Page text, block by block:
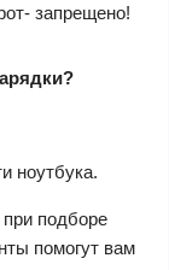
запрещено!
ноутбука.
подборе
помогут вам